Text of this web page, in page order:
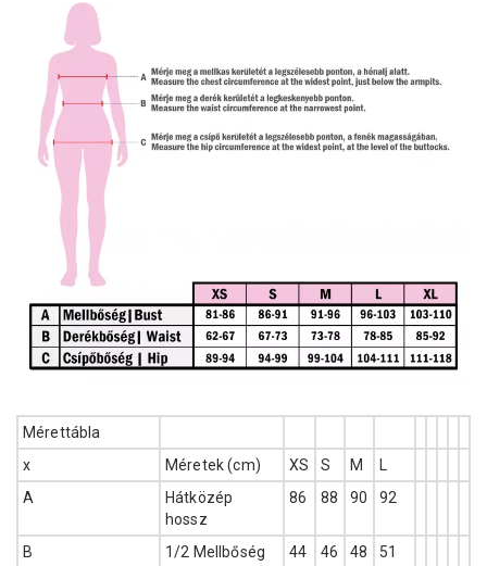
Mérettábla
x
Méretek (cm) XS S M
A
Hátközép
hossz
86 88 90 92
B 1/2 Mellbőség 44 46 48
51